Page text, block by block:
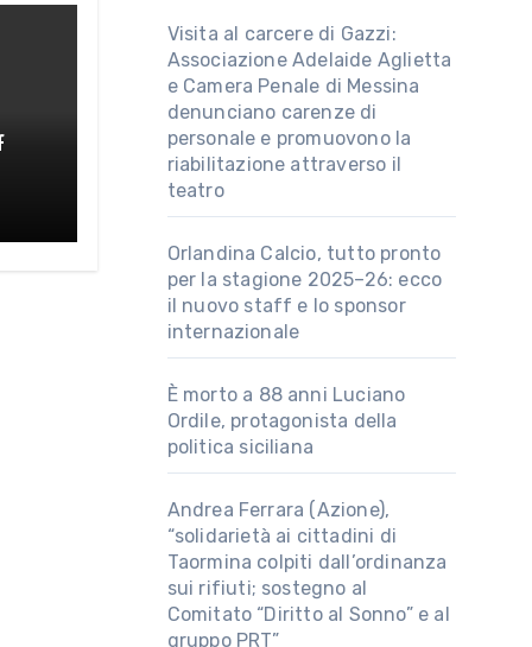
Visita al carcere di Gazzi:
Associazione Adelaide Aglietta
e Camera Penale di Messina
denunciano carenze di
personale e promuovono la
riabilitazione attraverso il
teatro
Orlandina Calcio, tutto pronto
per la stagione 2025–26: ecco
il nuovo staff e lo sponsor
internazionale
È morto a 88 anni Luciano
Ordile, protagonista della
politica siciliana
Andrea Ferrara (Azione),
“solidarietà ai cittadini di
Taormina colpiti dall’ordinanza
sui rifiuti; sostegno al
Comitato “Diritto al Sonno” e al
gruppo PRT”